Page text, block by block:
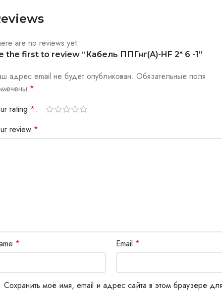
are no reviews yet.
the first to review “Кабель ППГнг(А)-HF 2* 6 -1”
адрес email не будет опубликован. Обязательные поля
*
rating *
review *
* Email *
Сохранить моё имя, email и адрес сайта в этом браузере